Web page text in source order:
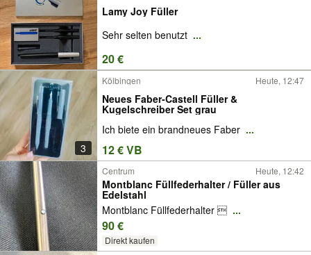
Lamy Joy Füller
Sehr selten benutzt ...
20 €
3
Kölbingen Heute, 12:47
Neues Faber-Castell Füller &
Kugelschreiber Set grau
Ich biete ein brandneues Faber ...
12 € VB
Centrum Heute, 12:42
Montblanc Füllfederhalter / Füller aus
Edelstahl
Montblanc Füllfederhalter  ...
90 €
Direkt kaufen